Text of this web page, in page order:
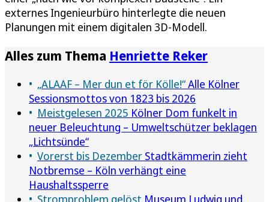
externes Ingenieurbüro hinterlegte die neuen
Planungen mit einem digitalen 3D-Modell.
Alles zum Thema Henriette Reker
„ALAAF – Mer dun et för Kölle!“Alle Kölner
Sessionsmottos von 1823 bis 2026
Meistgelesen 2025 Kölner Dom funkelt in
neuer Beleuchtung – Umweltschützer beklagen
„Lichtsünde“
Vorerst bis Dezember Stadtkämmerin zieht
Notbremse – Köln verhängt eine
Haushaltssperre
Stromproblem gelöst Museum Ludwig und